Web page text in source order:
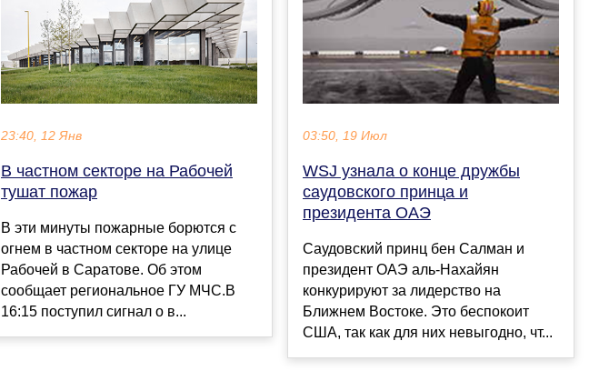
23:40, 12 Янв
В частном секторе на Рабочей
тушат пожар
В эти минуты пожарные борются с
огнем в частном секторе на улице
Рабочей в Саратове. Об этом
сообщает региональное ГУ МЧС.В
16:15 поступил сигнал о в...
03:50, 19 Июл
WSJ узнала о конце дружбы
саудовского принца и
президента ОАЭ
Саудовский принц бен Салман и
президент ОАЭ аль-Нахайян
конкурируют за лидерство на
Ближнем Востоке. Это беспокоит
США, так как для них невыгодно, чт...